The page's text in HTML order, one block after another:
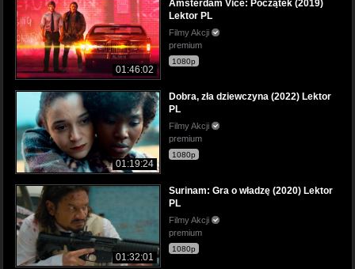
01:46:02
Amsterdam Vice: Początek (2019)
Lektor PL
Filmy Akcji
premium
1080p
01:19:24
Dobra, zła dziewczyna (2022) Lektor
PL
Filmy Akcji
premium
1080p
01:32:01
Surinam: Gra o władzę (2020) Lektor
PL
Filmy Akcji
premium
1080p